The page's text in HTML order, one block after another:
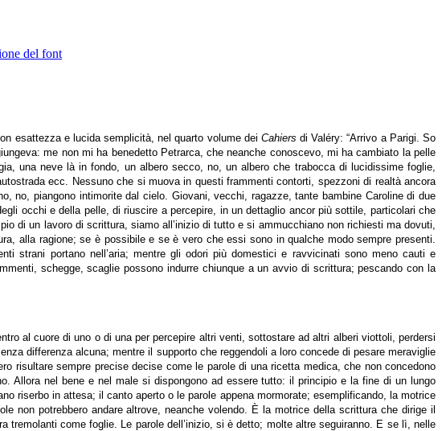
esattezza e lucida semplicità, nel quarto volume dei Cahiers di Valéry: “Arrivo a Parigi. So
me non mi ha benedetto Petrarca, che neanche conoscevo, mi ha cambiato la pelle
una neve là in fondo, un albero secco, no, un albero che trabocca di lucidissime foglie,
ecc. Nessuno che si muova in questi frammenti contorti, spezzoni di realtà ancora
no, piangono intimorite dal cielo. Giovani, vecchi, ragazze, tante bambine Caroline di due
occhi e della pelle, di riuscire a percepire, in un dettaglio ancor più sottile, particolari che
di un lavoro di scrittura, siamo all’inizio di tutto e si ammucchiano non richiesti ma dovuti,
alla ragione; se è possibile e se è vero che essi sono in qualche modo sempre presenti.
strani portano nell’aria; mentre gli odori più domestici e ravvicinati sono meno cauti e
schegge, scaglie possono indurre chiunque a un avvio di scrittura; pescando con la
al cuore di uno o di una per percepire altri venti, sottostare ad altri alberi viottoli, perdersi
differenza alcuna; mentre il supporto che reggendoli a loro concede di pesare meraviglie
risultare sempre precise decise come le parole di una ricetta medica, che non concedono
Allora nel bene e nel male si dispongono ad essere tutto: il principio e la fine di un lungo
riserbo in attesa; il canto aperto o le parole appena mormorate; esemplificando, la motrice
potrebbero andare altrove, neanche volendo. È la motrice della scrittura che dirige il
come foglie. Le parole dell’inizio, si è detto; molte altre seguiranno. E se lì, nelle